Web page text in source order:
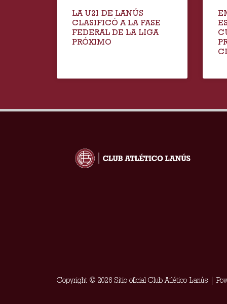
LA U21 DE LANÚS
CLASIFICÓ A LA FASE
FEDERAL DE LA LIGA
PRÓXIMO
Copyright © 2026 Sitio oficial Club Atlético Lanús |